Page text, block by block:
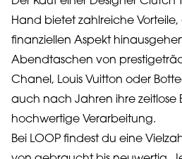
Hand bietet zahlreiche
finanziellen Aspekt
Abendtaschen von
Chanel, Louis Vuitton oder
auch nach Jahren ihre zeitlose
hochwertige Verarbeitung.
Bei LOOP findest du eine